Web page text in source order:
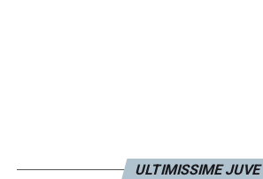
ULTIMISSIME JUVE